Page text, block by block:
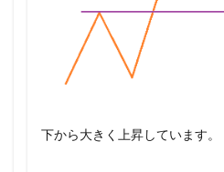
下から大きく上昇しています。